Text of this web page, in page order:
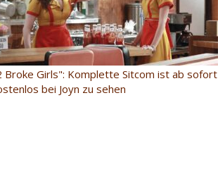
Broke Girls": Komplette Sitcom ist ab sofort
bei Joyn zu sehen